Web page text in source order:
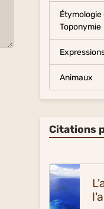
Étymologie
Toponymie
Animaux
Citations